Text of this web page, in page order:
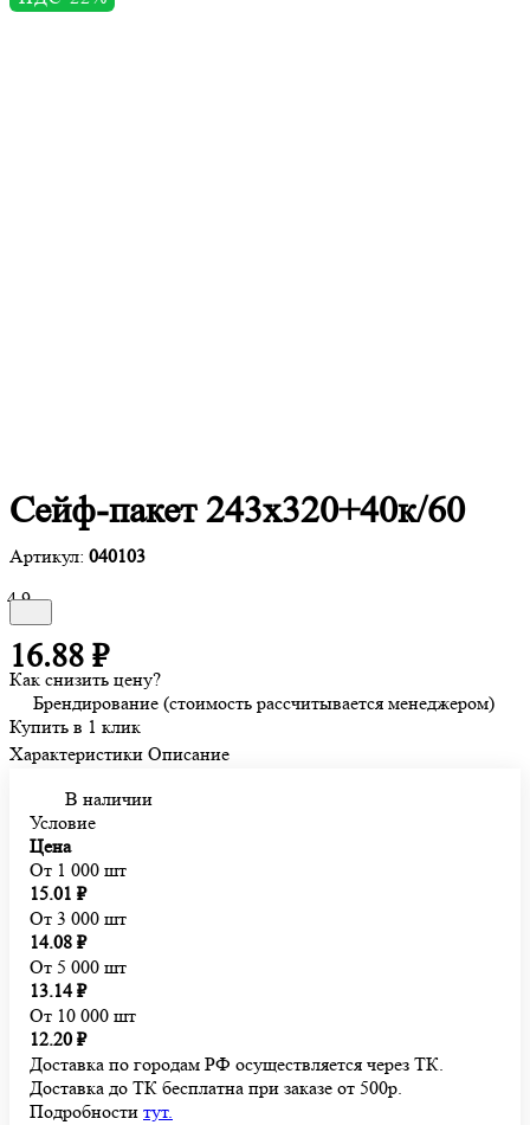
Сейф-пакет 243х320+40к/60
Артикул: 040103
4.9
16.88 ₽
Как снизить цену?
Брендирование (стоимость рассчитывается менеджером)
Купить в 1 клик
Характеристики Описание
В наличии
Условие
Цена
От 1 000 шт
15.01 ₽
От 3 000 шт
14.08 ₽
От 5 000 шт
13.14 ₽
От 10 000 шт
12.20 ₽
Доставка по городам РФ осуществляется через ТК.
Доставка до ТК бесплатна при заказе от 500р.
Подробности тут.